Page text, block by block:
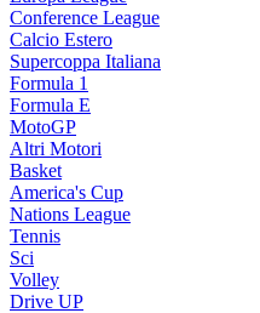
Conference League
Calcio Estero
Supercoppa Italiana
Formula 1
Formula E
MotoGP
Altri Motori
Basket
America's Cup
Nations League
Tennis
Sci
Volley
Drive UP